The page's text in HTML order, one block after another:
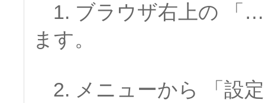
1. ブラウザ右上の 「…
ます。
2. メニューから 「設